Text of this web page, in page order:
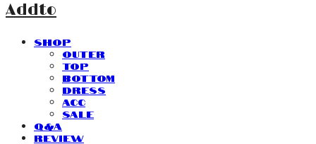
Addto
SHOP
Outer
Top
Bottom
Dress
Acc
Sale
Q&A
Review